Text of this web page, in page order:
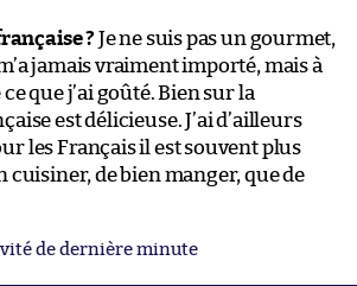
? Je ne suis pas un gourmet,
jamais vraiment importé, mais à
que j’ai goûté. Bien sur la
est délicieuse. J’ai d’ailleurs
les Français il est souvent plus
cuisiner, de bien manger, que de
de dernière minute